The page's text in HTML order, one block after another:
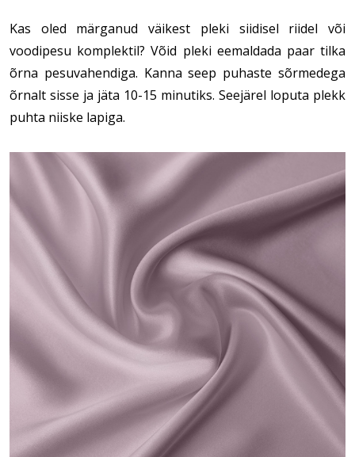
Kas oled märganud väikest pleki siidisel riidel või
voodipesu komplektil? Võid pleki eemaldada paar tilka
õrna pesuvahendiga. Kanna seep puhaste sõrmedega
õrnalt sisse ja jäta 10-15 minutiks. Seejärel loputa plekk
puhta niiske lapiga.